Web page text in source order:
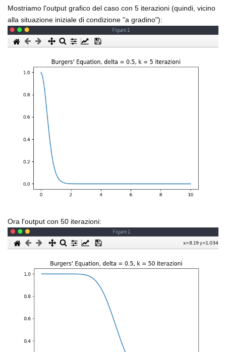
Mostriamo l'output grafico del caso con 5 iterazioni (quindi, vicino
alla situazione iniziale di condizione "a gradino"):
Ora l'output con 50 iterazioni: